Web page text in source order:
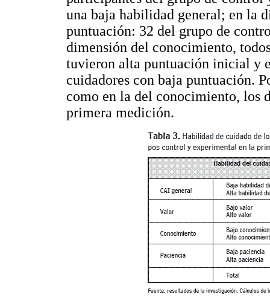
una baja habilidad general; en la
puntuación: 32 del grupo de
dimensión del conocimiento,
tuvieron alta puntuación inicial y
cuidadores con baja puntuación.
como en la del conocimiento, los
primera medición.